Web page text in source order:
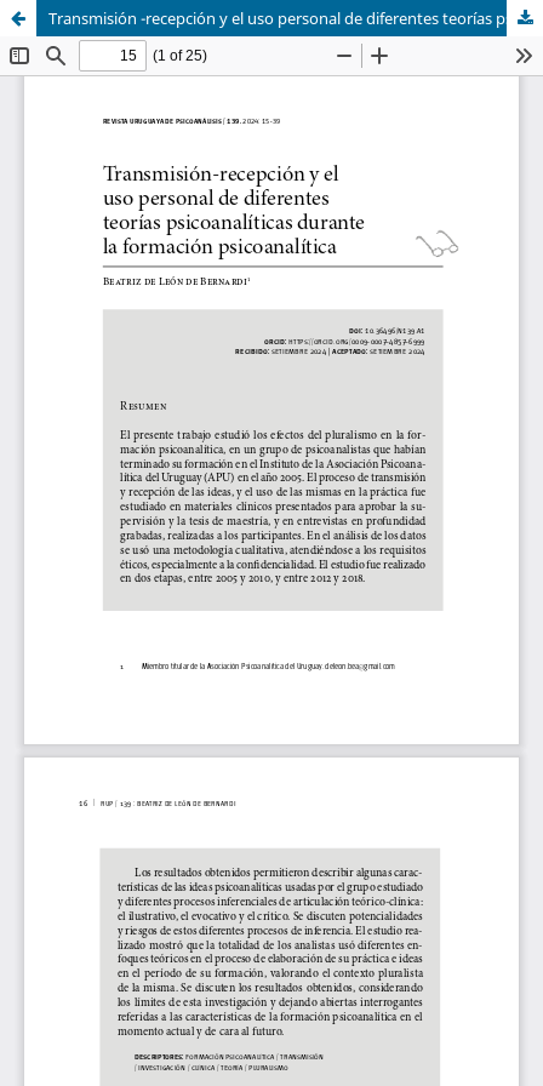
Transmisión -recepción y el uso personal de diferentes teorías psicoanalíticas durante la formación psicoanalítica